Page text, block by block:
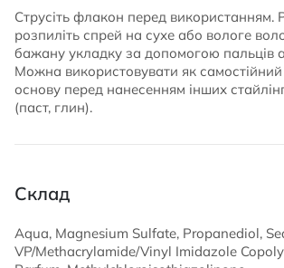
Струсіть флакон перед використанням.
розпиліть спрей на сухе або вологе
бажану укладку за допомогою пальців
Можна використовувати як
основу перед нанесенням інших
(паст, глин).
Склад
Aqua, Magnesium Sulfate, Propanediol,
VP/Methacrylamide/Vinyl Imidazole